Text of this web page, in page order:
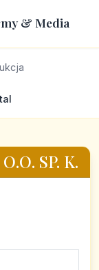
& Media
SP. K.